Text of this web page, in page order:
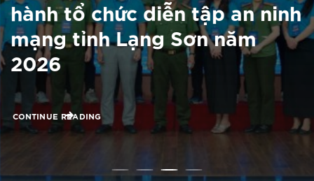
hành tổ chức diễn tập an ninh
mạng tỉnh Lạng Sơn năm
2026
CONTINUE READING